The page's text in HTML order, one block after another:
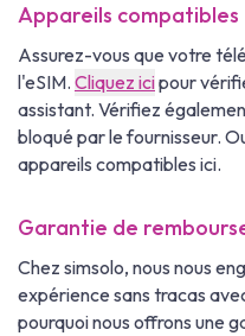
Appareils compatibles
Assurez-vous que votre
l'eSIM. Cliquez icipour
assistant. Vérifiez
bloqué par le fournisseur.
appareils compatibles ici.
Garantie de
Chez simsolo, nous nous
expérience sans tracas
pourquoi nous offrons une